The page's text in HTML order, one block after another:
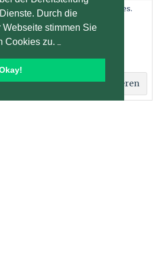
Durch die
stimmen Sie
Cookies zu.
Du?
Diese Website verwendet Cookies.
nutzt, stimmst du der
zu.